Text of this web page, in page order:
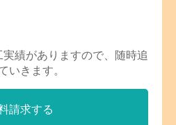
績がありますので、随時追
いきます。
請求する